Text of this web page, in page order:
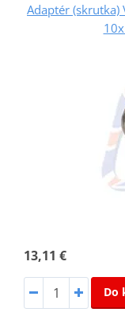
Adaptér (skrutka)
13,11 €
Do